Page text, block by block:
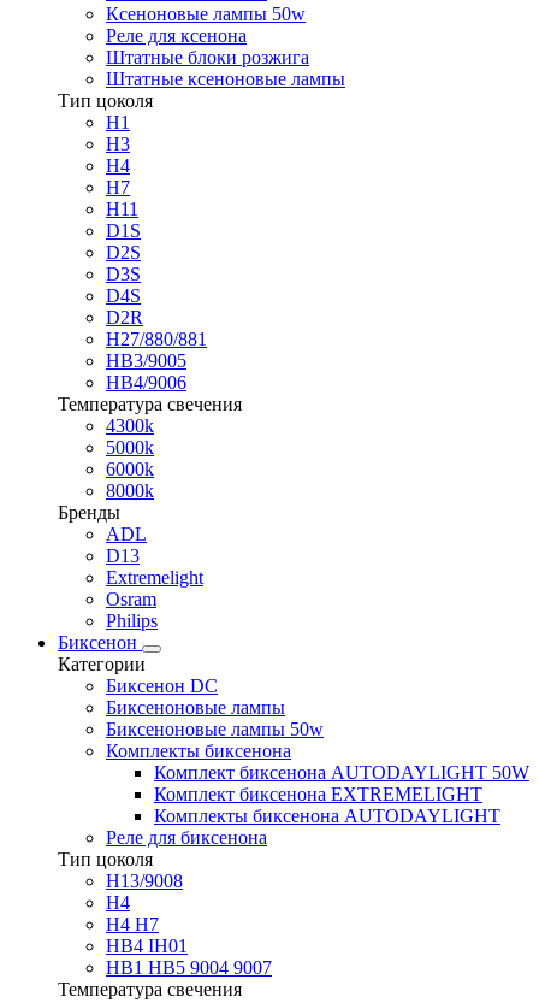
Ксеноновые лампы 50w
Реле для ксенона
Штатные блоки розжига
Штатные ксеноновые лампы
Тип цоколя
H1
H3
H4
H7
H11
D1S
D2S
D3S
D4S
D2R
H27/880/881
HB3/9005
HB4/9006
Температура свечения
4300k
5000k
6000k
8000k
Бренды
ADL
D13
Extremelight
Osram
Philips
Биксенон
Категории
Биксенон DC
Биксеноновые лампы
Биксеноновые лампы 50w
Комплекты биксенона
Комплект биксенона AUTODAYLIGHT 50W
Комплект биксенона EXTREMELIGHT
Комплекты биксенона AUTODAYLIGHT
Реле для биксенона
Тип цоколя
H13/9008
H4
H4 H7
HB4 IH01
HB1 HB5 9004 9007
Температура свечения